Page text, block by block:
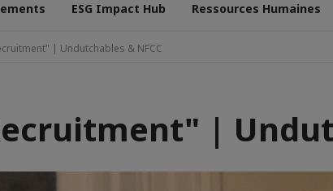
ESG Impact Hub Ressources Humaines
| Undutchables & NFCC
|